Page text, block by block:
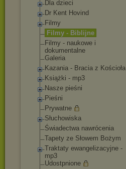
Dla dzieci
Dr Kent Hovind
Filmy
Filmy - Biblijne
Filmy - naukowe i
dokumentalne
Galeria
Kazania - Bracia z Kościoła
Książki - mp3
Nasze pieśni
Pieśni
Prywatne
Słuchowiska
Świadectwa nawrócenia
Tapety ze Słowem Bożym
Traktaty ewangelizacyjne -
mp3
Udostpnione